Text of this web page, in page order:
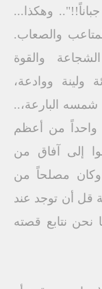
وهكذا...
والصعاب.
والقوة
ولينة ووادعة،
البارعة،..
من أعظم
إلى آفاق من
وكان مصلحاً من
قل أن توجد عند
نحن نتابع قصته